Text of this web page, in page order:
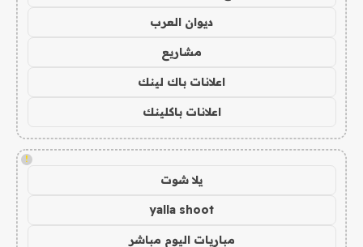
ديوان العرب
مشاريع
اعلانات باك لينك
اعلانات باكلينك
!
يلا شوت
yalla shoot
مباريات اليوم مباشر